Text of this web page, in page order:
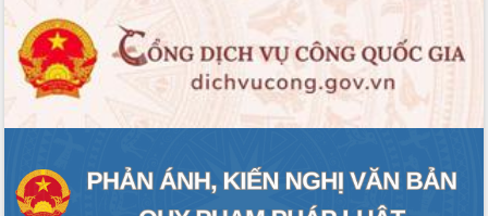
Phó Chủ tịch UBND tỉnh Đắk Lắk
Trương Công Thái kiểm tra thực địa
Dự án cao tốc Khánh Hòa - Buôn Ma
Thuột
Định vị cà phê Việt Nam như một “di
sản sống” trong dòng chảy toàn cầu
sống người dân từ những mô hình thiết
thực